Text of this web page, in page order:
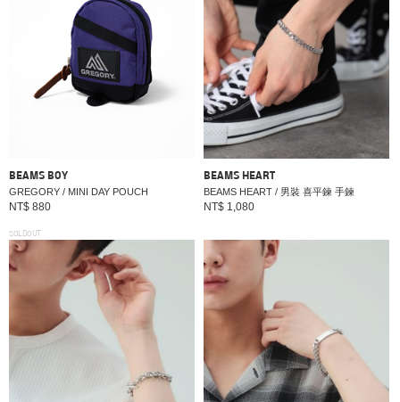
BEAMS BOY
GREGORY / MINI DAY POUCH
NT$ 880
BEAMS HEART
BEAMS HEART / 男裝 喜平鍊 手鍊
NT$ 1,080
SOLDOUT